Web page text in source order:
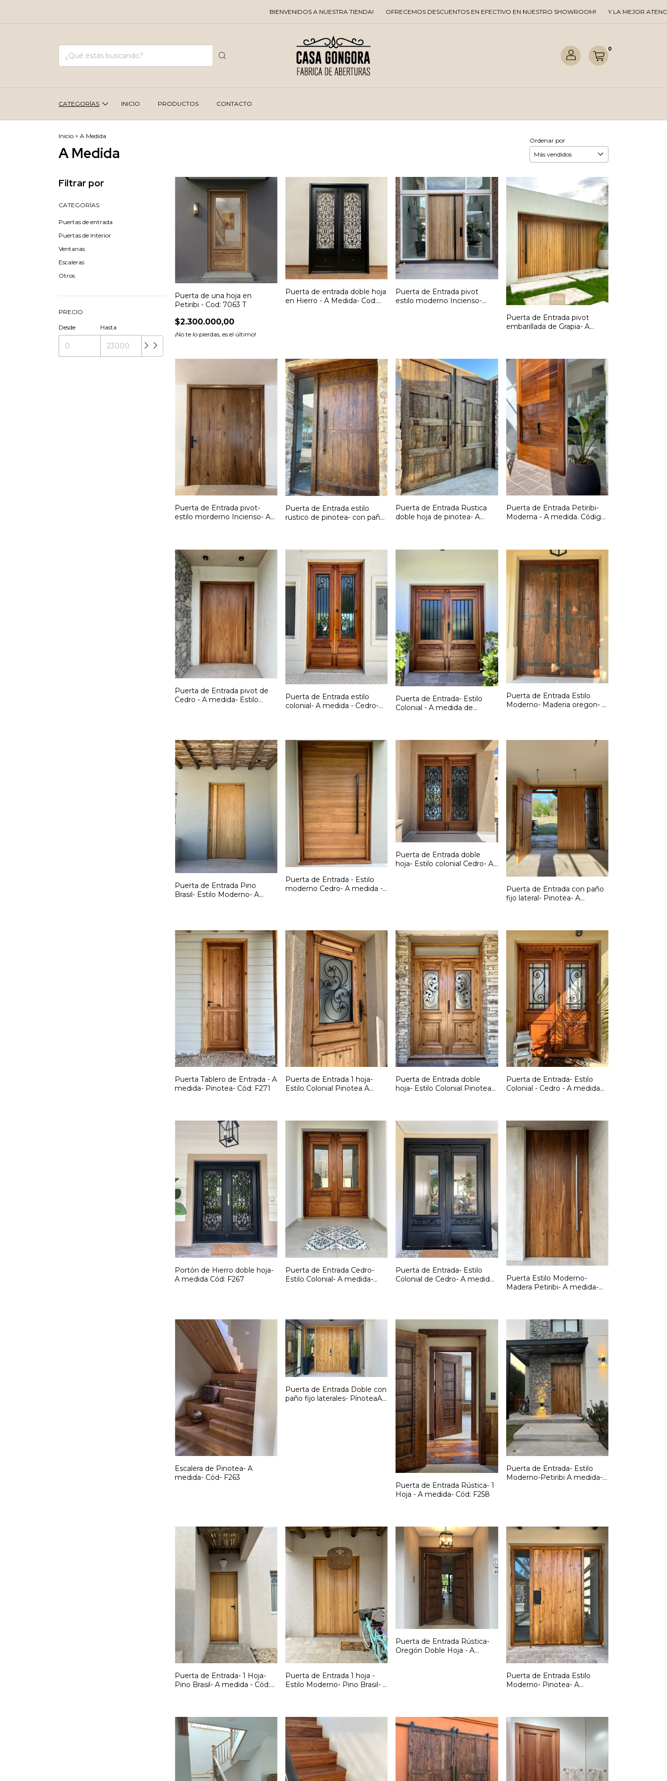
BIENVENIDOS A NUESTRA TIENDA! OFRECEMOS DESCUENTOS EN EFECTIVO EN NUESTRO SHOWROOM! Y LA MEJOR ATENCION TE ESPERAMOS!
0
CATEGORÍAS INICIO PRODUCTOS CONTACTO
Inicio > A Medida
A Medida
Ordenar por
Filtrar por
CATEGORÍAS
Puertas de entrada
Puertas de Interior
Ventanas
Escaleras
Otros
PRECIO
Desde Hasta
Puerta de una hoja en
Petiribi - Cod: 7063 T
$2.300.000,00
¡No te lo pierdas, es el último!
Puerta de entrada doble hoja
en Hierro - A Medida- Cod:
Puerta de Entrada pivot
estilo moderno Incienso-
Puerta de Entrada pivot
embarillada de Grapia- A
Puerta de Entrada pivot-
estilo morderno Incienso- A
Puerta de Entrada estilo
rustico de pinotea- con paño
Puerta de Entrada Rustica
doble hoja de pinotea- A
Puerta de Entrada Petiribi-
Moderna - A medida. Código
Puerta de Entrada pivot de
Cedro - A medida- Estilo
Puerta de Entrada estilo
colonial- A medida - Cedro-
Puerta de Entrada- Estilo
Colonial - A medida de
Puerta de Entrada Estilo
Moderno- Maderia oregon- A
Puerta de Entrada Pino
Brasil- Estilo Moderno- A
Puerta de Entrada - Estilo
moderno Cedro- A medida -
Puerta de Entrada doble
hoja- Estilo colonial Cedro- A
Puerta de Entrada con paño
fijo lateral- Pinotea- A
Puerta Tablero de Entrada - A
medida- Pinotea- Cód: F271
Puerta de Entrada 1 hoja-
Estilo Colonial Pinotea A
Puerta de Entrada doble
hoja- Estilo Colonial Pinotea-
Puerta de Entrada- Estilo
Colonial - Cedro - A medida
Portón de Hierro doble hoja-
A medida Cód: F267
Puerta de Entrada Cedro-
Estilo Colonial- A medida-
Puerta de Entrada- Estilo
Colonial de Cedro- A medida-
Puerta Estilo Moderno-
Madera Petiribi- A medida-
Escalera de Pinotea- A
medida- Cód- F263
Puerta de Entrada Doble con
paño fijo laterales- PínoteaA
Puerta de Entrada Rústica- 1
Hoja - A medida- Cód: F258
Puerta de Entrada- Estilo
Moderno-Petiribi A medida-
Puerta de Entrada- 1 Hoja-
Pino Brasil- A medida - Cód:
Puerta de Entrada 1 hoja -
Estilo Moderno- Pino Brasil- A
Puerta de Entrada Rústica-
Oregón Doble Hoja - A
Puerta de Entrada Estilo
Moderno- Pinotea- A